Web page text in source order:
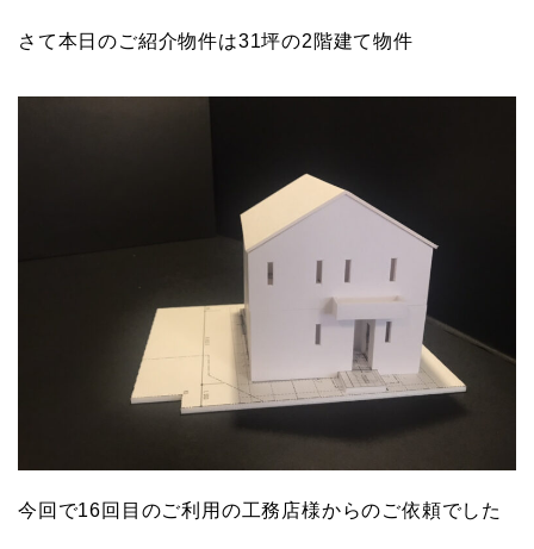
さて本日のご紹介物件は31坪の2階建て物件
今回で16回目のご利用の工務店様からのご依頼でした